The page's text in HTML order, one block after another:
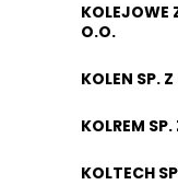
KOLEJOWE
O.O.
KOLEN SP.
KOLREM
KOLTECH